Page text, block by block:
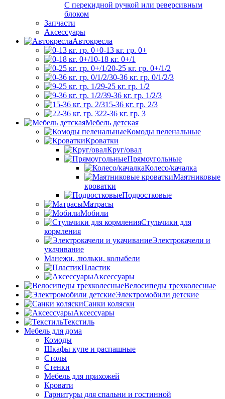
С перекидной ручкой или реверсивным
блоком
Запчасти
Аксессуары
Автокресла
0-13 кг. гр. 0+
0-18 кг. 0+/1
0-25 кг. гр. 0+/1/2
0-36 кг. гр. 0/1/2/3
9-25 кг. гр. 1/2
9-36 кг. гр. 1/2/3
15-36 кг. гр. 2/3
22-36 кг. гр. 3
Мебель детская
Комоды пеленальные
Кроватки
Круг/овал
Прямоугольные
Колесо/качалка
Маятниковые
кроватки
Подростковые
Матрасы
Мобили
Стульчики для
кормления
Электрокачели и
укачивание
Манежи, люльки, колыбели
Пластик
Аксессуары
Велосипеды трехколесные
Электромобили детские
Санки коляски
Аксессуары
Текстиль
Мебель для дома
Комоды
Шкафы купе и распашные
Столы
Стенки
Мебель для прихожей
Кровати
Гарнитуры для спальни и гостинной